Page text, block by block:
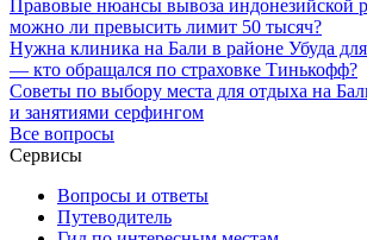
Правовые нюансы вывоза индонезийской
можно ли превысить лимит 50 тысяч?
Нужна клиника на Бали в районе Убуда
— кто обращался по страховке Тинькофф?
Советы по выбору места для отдыха на
и занятиями серфингом
Все вопросы
Сервисы
Вопросы и ответы
Путеводитель